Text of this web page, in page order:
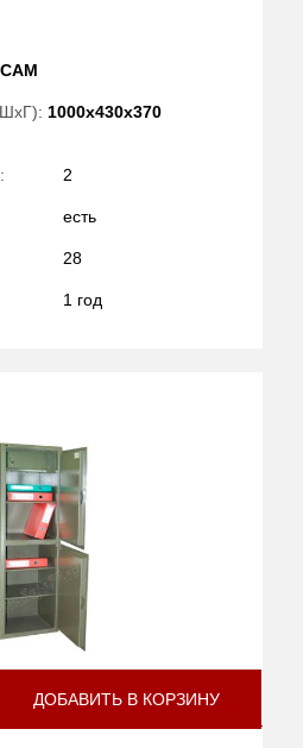
САМ
1000x430x370
2
есть
28
1 год
ДОБАВИТЬ В КОРЗИНУ